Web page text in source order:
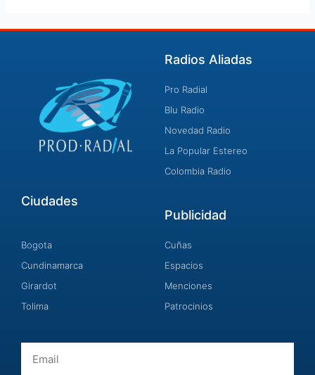
Radios Aliadas
Pro Radial
Blu Radio
Novedad Radio
La Popular Estereo
Colombia Radio
Ciudades
Bogota
Cundinamarca
Girardot
Tolima
Publicidad
Cuñas
Espacios
Menciones
Patrocinios